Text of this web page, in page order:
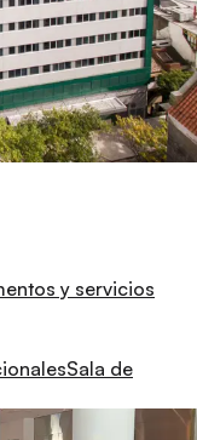
y servicios
Sala de